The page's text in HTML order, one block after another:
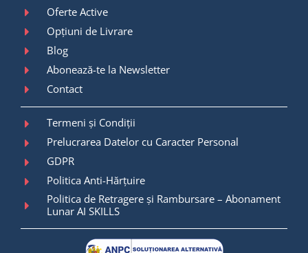
Oferte Active
Opțiuni de Livrare
Blog
Abonează-te la Newsletter
Contact
Termeni și Condiții
Prelucrarea Datelor cu Caracter Personal
GDPR
Politica Anti-Hărțuire
Politica de Retragere și Rambursare – Abonament
Lunar AI SKILLS